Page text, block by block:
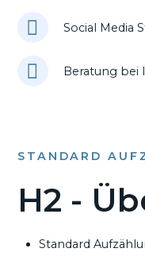
Social Media
Beratung bei
STANDARD
H2 -
Standard